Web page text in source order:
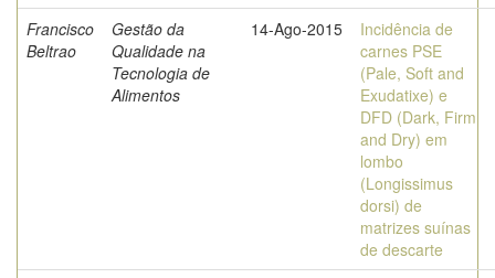
Francisco
Beltrao
Gestão da
Qualidade na
Tecnologia de
Alimentos
14-Ago-2015
Incidência de
carnes PSE
(Pale, Soft and
Exudatixe) e
DFD (Dark, Firm
and Dry) em
lombo
(Longissimus
dorsi) de
matrizes suínas
de descarte